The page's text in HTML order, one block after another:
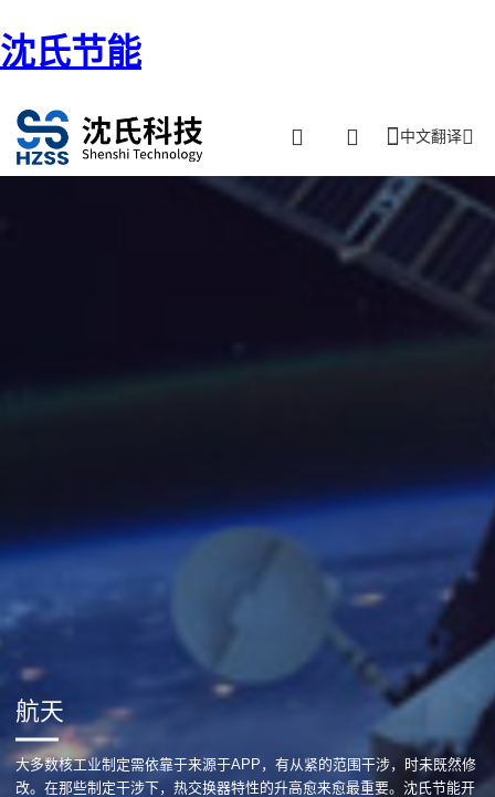
沈氏节能
中文翻译
航天
大多数核工业制定需依靠于来源于APP，有从紧的范围干涉，时未既然修
改。在那些制定干涉下，热交换器特性的升高愈来愈最重要。沈氏节能开